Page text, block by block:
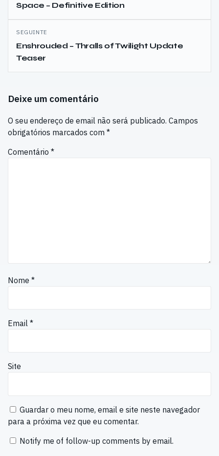
Space – Definitive Edition
SEGUINTE
Enshrouded – Thralls of Twilight Update
Teaser
Deixe um comentário
O seu endereço de email não será publicado. Campos
obrigatórios marcados com *
Comentário *
Nome *
Email *
Site
Guardar o meu nome, email e site neste navegador
para a próxima vez que eu comentar.
Notify me of follow-up comments by email.